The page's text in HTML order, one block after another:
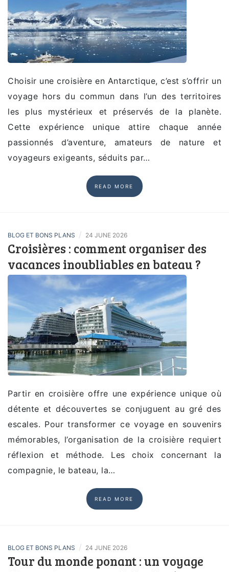
Choisir une croisière en Antarctique, c’est s’offrir un
voyage hors du commun dans l’un des territoires
les plus mystérieux et préservés de la planète.
Cette expérience unique attire chaque année
passionnés d’aventure, amateurs de nature et
voyageurs exigeants, séduits par…
READ MORE
BLOG ET BONS PLANS / 24 JUNE 2026
Croisières : comment organiser des
vacances inoubliables en bateau ?
Partir en croisière offre une expérience unique où
détente et découvertes se conjuguent au gré des
escales. Pour transformer ce voyage en souvenirs
mémorables, l’organisation de la croisière requiert
réflexion et méthode. Les choix concernant la
compagnie, le bateau, la…
READ MORE
BLOG ET BONS PLANS / 24 JUNE 2026
Tour du monde ponant : un voyage